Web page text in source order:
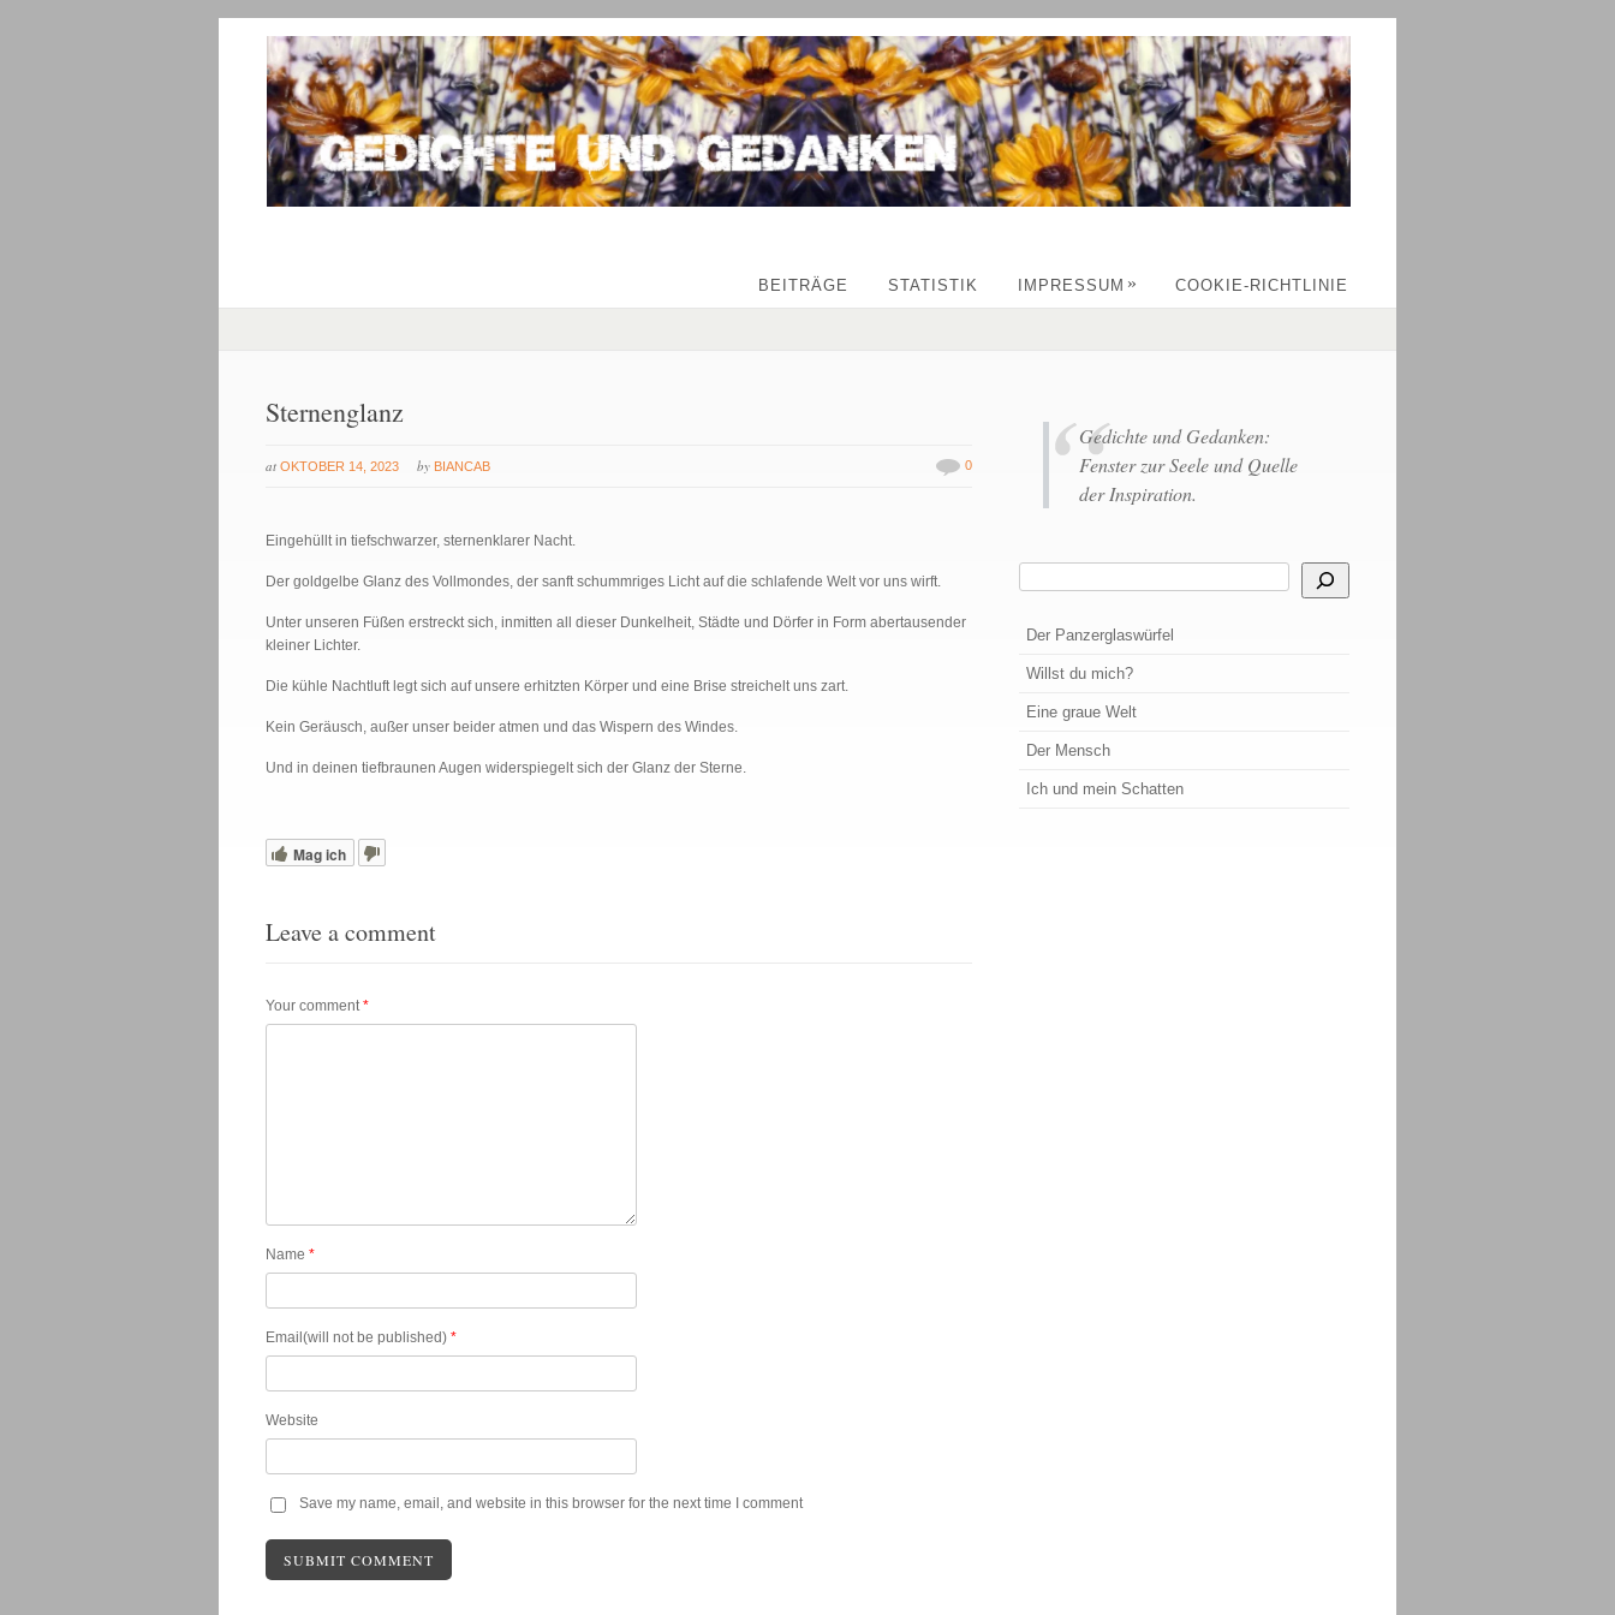
BEITRÄGE STATISTIK IMPRESSUM » COOKIE-RICHTLINIE
Sternenglanz
at OKTOBER 14, 2023 by BIANCAB 0
Eingehüllt in tiefschwarzer, sternenklarer Nacht.
Der goldgelbe Glanz des Vollmondes, der sanft schummriges Licht auf die schlafende Welt vor uns wirft.
Unter unseren Füßen erstreckt sich, inmitten all dieser Dunkelheit, Städte und Dörfer in Form abertausender
kleiner Lichter.
Die kühle Nachtluft legt sich auf unsere erhitzten Körper und eine Brise streichelt uns zart.
Kein Geräusch, außer unser beider atmen und das Wispern des Windes.
Und in deinen tiefbraunen Augen widerspiegelt sich der Glanz der Sterne.
Mag ich
Leave a comment
Your comment*
Name*
Email(will not be published)*
Website
Save my name, email, and website in this browser for the next time I comment
Gedichte und Gedanken:
Fenster zur Seele und Quelle
der Inspiration.
Der Panzerglaswürfel
Willst du mich?
Eine graue Welt
Der Mensch
Ich und mein Schatten